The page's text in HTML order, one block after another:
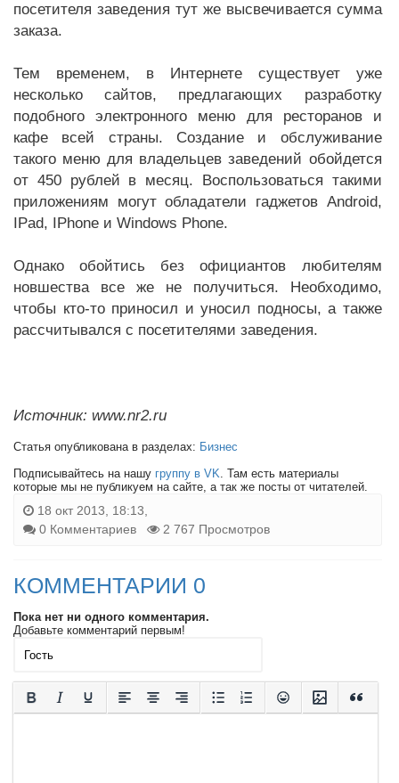
посетителя заведения тут же высвечивается сумма
заказа.
Тем временем, в Интернете существует уже
несколько сайтов, предлагающих разработку
подобного электронного меню для ресторанов и
кафе всей страны. Создание и обслуживание
такого меню для владельцев заведений обойдется
от 450 рублей в месяц. Воспользоваться такими
приложениям могут обладатели гаджетов Android,
IPad, IPhone и Windows Phone.
Однако обойтись без официантов любителям
новшества все же не получиться. Необходимо,
чтобы кто-то приносил и уносил подносы, а также
рассчитывался с посетителями заведения.
Источник: www.nr2.ru
Статья опубликована в разделах: Бизнес
Подписывайтесь на нашу группу в VK. Там есть материалы
которые мы не публикуем на сайте, а так же посты от читателей.
18 окт 2013, 18:13,
0 Комментариев
2 767 Просмотров
КОММЕНТАРИИ 0
Пока нет ни одного комментария.
Добавьте комментарий первым!